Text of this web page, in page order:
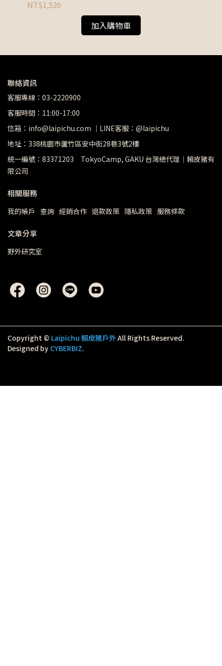
NT$1,520
加入購物車
聯絡資訊
客服專線：03-2220900
客服時間：11:00-17:00
信箱：info@laipichu.com ｜LINE客服：@laipichu
地址：338桃園市蘆竹區安中街28巷3號2樓
統一編號：83371203 TokyoCamp, GAKU 台灣總代理｜賴皮豬有
限公司
相關服務
我的帳戶 查詢 經銷合作 退款政策 隱私政策 服務條款
文章分享
野外研究室
Copyright © Laipichu 賴皮豬戶外All Rights Reserved.
Designed by CYBERBIZ.